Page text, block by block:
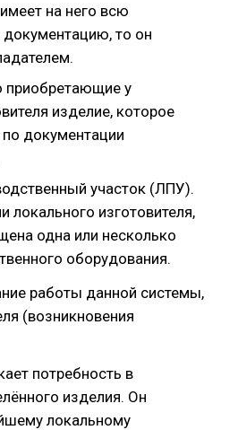
на него всю
то он
приобретающие у
изделие, которое
документации
участок (ЛПУ).
локального изготовителя,
одна или несколько
оборудования.
работы данной системы,
(возникновения
потребность в
изделия. Он
локальному